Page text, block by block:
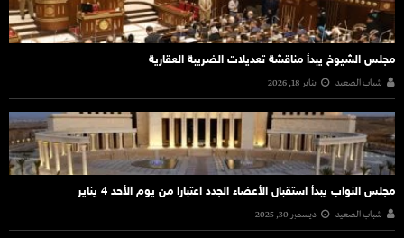
مجلس الشيوخ يبدأ مناقشة تعديلات الضريبة العقارية
شباب الصعيد يناير 18, 2026
مجلس النواب يبدأ استقبال الأعضاء الجدد اعتبارا من يوم الأحد 4 يناير
شباب الصعيد ديسمبر 30, 2025